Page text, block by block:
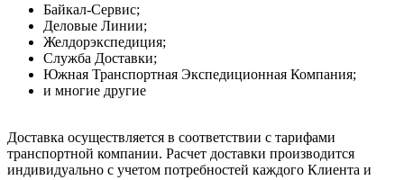
Байкал-Сервис;
Деловые Линии;
Желдорэкспедиция;
Служба Доставки;
Южная Транспортная Экспедиционная Компания;
и многие другие
Доставка осуществляется в соответствии с тарифами
транспортной компании. Расчет доставки производится
индивидуально с учетом потребностей каждого Клиента и